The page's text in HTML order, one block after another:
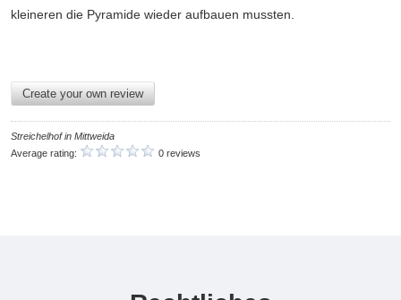
kleineren die Pyramide wieder aufbauen mussten.
Create your own review
Streichelhof in Mittweida
Average rating:
0 reviews